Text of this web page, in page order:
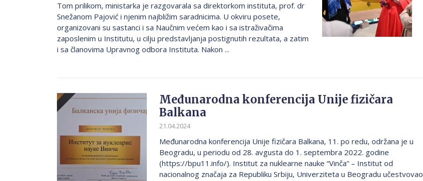
Tom prilikom, ministarka je razgovarala sa direktorkom instituta, prof. dr
Snežanom Pajović i njenim najbližim saradnicima. U okviru posete,
organizovani su sastanci i sa Naučnim većem kao i sa istraživačima
zaposlenim u Institutu, u cilju predstavljanja postignutih rezultata, a zatim
i sa članovima Upravnog odbora Instituta. Nakon ...
Međunarodna konferencija Unije fizičara
Balkana
21.04.2024
Međunarodna konferencija Unije fizičara Balkana, 11. po redu, održana je u
Beogradu, u periodu od 28. avgusta do 1. septembra 2022. godine
(https://bpu11.info/). Institut za nuklearne nauke “Vinča” – Institut od
nacionalnog značaja za Republiku Srbiju, Univerziteta u Beogradu učestvovao